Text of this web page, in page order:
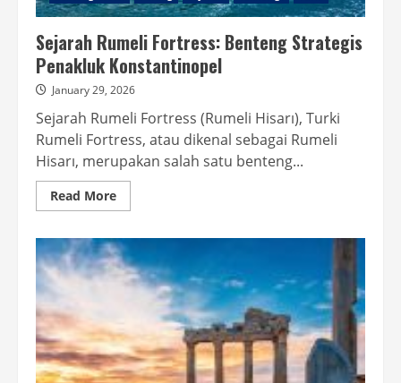
Sejarah Rumeli Fortress: Benteng Strategis
Penakluk Konstantinopel
January 29, 2026
Sejarah Rumeli Fortress (Rumeli Hisarı), Turki
Rumeli Fortress, atau dikenal sebagai Rumeli
Hisarı, merupakan salah satu benteng...
Read MoreRead
more
Rumeli
Fortress:
Benteng
Strategis
Penakluk
Konstantinopel